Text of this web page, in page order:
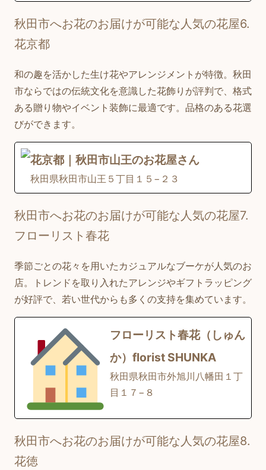
秋田市へお花のお届けが可能な人気の花屋6.
花京都
和の趣を活かした生け花やアレンジメントが特徴。秋田
市ならではの伝統文化を意識した花飾りが評判で、格式
ある贈り物やイベント装飾に最適です。品格のある花選
びができます。
花京都｜秋田市山王のお花屋さん
秋田県秋田市山王５丁目１５−２３
秋田市へお花のお届けが可能な人気の花屋7.
フローリスト春花
季節ごとの花々を用いたカジュアルなブーケが人気のお
店。トレンドを取り入れたアレンジやギフトラッピング
が好評で、若い世代からも多くの支持を集めています。
フローリスト春花（しゅん
か）florist SHUNKA
秋田県秋田市外旭川八幡田１丁
目１７−８
秋田市へお花のお届けが可能な人気の花屋8.
花徳